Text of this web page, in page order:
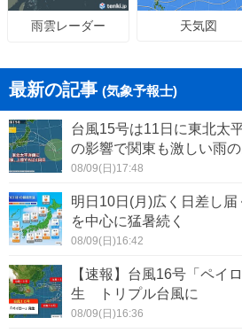
雨雲レーダー 天気図
最新の記事 (気象予報士)
台風15号は11日に東北太
の影響で関東も激しい雨
08/09(日)17:48
明日10日(月)広く日差し
を中心に猛暑続く
08/09(日)16:42
【速報】台風16号「ペイ
生 トリプル台風に
08/09(日)16:36